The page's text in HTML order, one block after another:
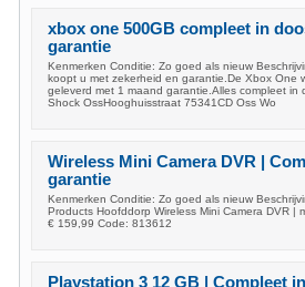
xbox one 500GB compleet in
garantie
Kenmerken Conditie: Zo goed als nieuw
koopt u met zekerheid en garantie.De Xbox One
geleverd met 1 maand garantie.Alles compleet in
Shock OssHooghuisstraat 75341CD Oss Wo
Wireless Mini Camera DVR |
garantie
Kenmerken Conditie: Zo goed als nieuw
Products Hoofddorp Wireless Mini Camera DVR |
€ 159,99 Code: 813612
Playstation 3 12 GB | Compleet